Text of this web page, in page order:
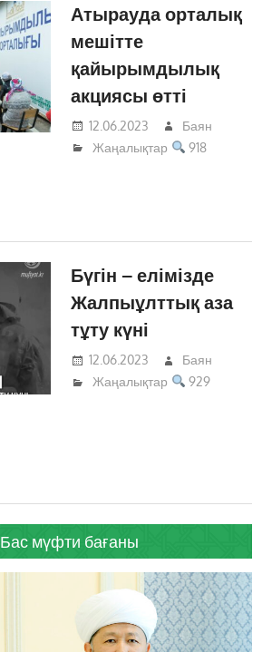
Атырауда орталық
мешітте
қайырымдылық
акциясы өтті
12.06.2023
Баян
Жаңалықтар
918
Бүгін – елімізде
Жалпыұлттық аза
тұту күні
12.06.2023
Баян
Жаңалықтар
929
Бас мүфти бағаны